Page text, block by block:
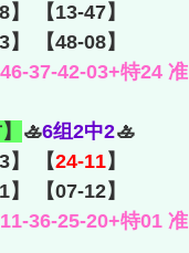
】 【13-47】
】 【48-08】
37-42-03+特24 准
🚣6组2中2🚣
】 【24-11】
】 【07-12】
36-25-20+特01 准